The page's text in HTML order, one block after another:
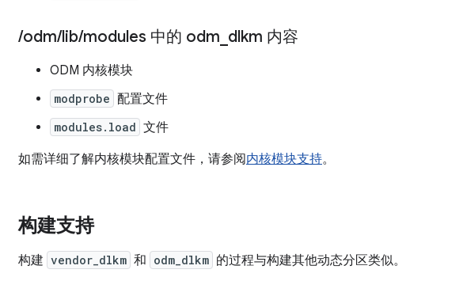
/odm/lib/modules 中的 odm dlkm 内容
ODM 内核模块
modprobe 配置文件
modules.load 文件
如需详细了解内核模块配置文件，请参阅内核模块支持。
构建支持
构建 vendor_dlkm 和 odm_dlkm 的过程与构建其他动态分区类似。